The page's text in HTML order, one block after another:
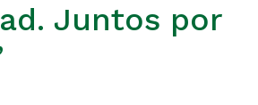
Juntos por